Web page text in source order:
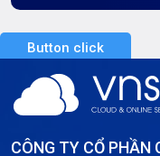
Server Dedicated
Server GPU
Server Windows
Button click
CÔNG TY CỔ PHẦN